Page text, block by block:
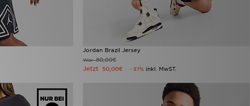
Jordan Brazil Jersey
War80,00€
Jetzt 50,00€ - 37% inkl. MwST.